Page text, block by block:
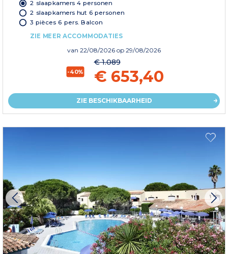
2 slaapkamers 4 personen
2 slaapkamers hut 6 personen
3 pièces 6 pers. Balcon
ZIE MEER ACCOMMODATIES
van 22/08/2026 op 29/08/2026
-40%
€ 1.089
€ 653,40
ZIE BESCHIKBAARHEID